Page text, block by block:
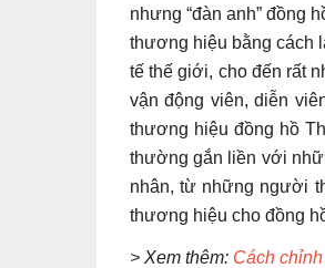
nhưng “đàn anh” đồng
thương hiệu bằng cách
tế thế giới, cho đến rất
vận động viên, diễn
thương hiệu đồng hồ
thường gắn liền với
nhân, từ những người
thương hiệu cho đồng
> Xem thêm: Cách